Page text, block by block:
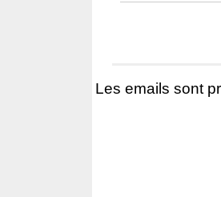
Les emails sont